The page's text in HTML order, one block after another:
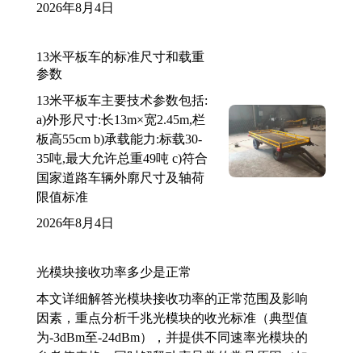
2026年8月4日
13米平板车的标准尺寸和载重
参数
13米平板车主要技术参数包括:
a)外形尺寸:长13m×宽2.45m,栏
板高55cm b)承载能力:标载30-
35吨,最大允许总重49吨 c)符合
国家道路车辆外廓尺寸及轴荷
限值标准
2026年8月4日
光模块接收功率多少是正常
本文详细解答光模块接收功率的正常范围及影响
因素，重点分析千兆光模块的收光标准（典型值
为-3dBm至-24dBm），并提供不同速率光模块的